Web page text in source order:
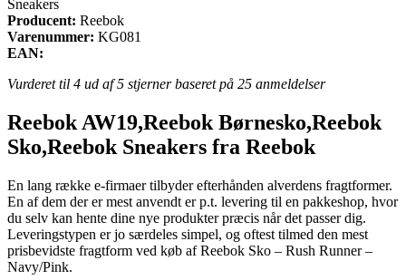
Sneakers
Producent: Reebok
Varenummer: KG081
EAN:
Vurderet til 4 ud af 5 stjerner baseret på 25 anmeldelser
Reebok AW19,Reebok Børnesko,Reebok
Sko,Reebok Sneakers fra Reebok
En lang række e-firmaer tilbyder efterhånden alverdens fragtformer.
En af dem der er mest anvendt er p.t. levering til en pakkeshop, hvor
du selv kan hente dine nye produkter præcis når det passer dig.
Leveringstypen er jo særdeles simpel, og oftest tilmed den mest
prisbevidste fragtform ved køb af Reebok Sko – Rush Runner –
Navy/Pink.